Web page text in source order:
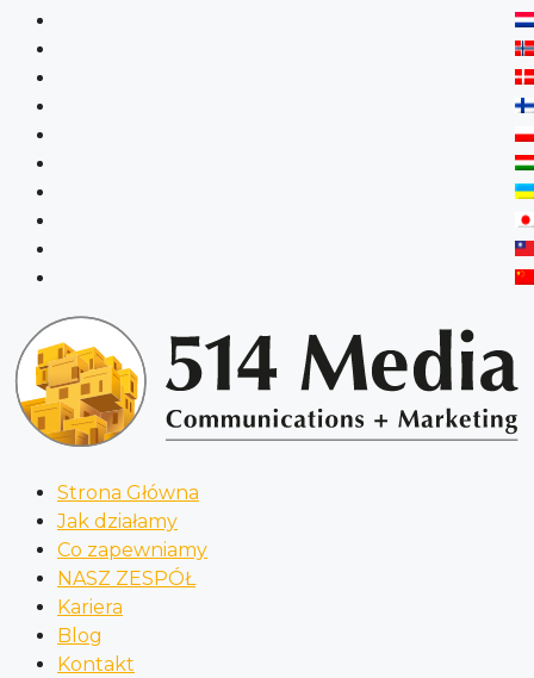
Strona Główna
Jak działamy
Co zapewniamy
NASZ ZESPÓŁ
Kariera
Blog
Kontakt